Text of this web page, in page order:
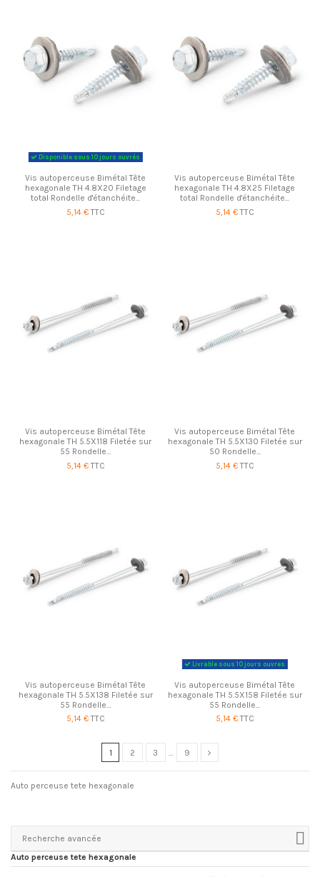
Disponible sous 10 jours ouvrés
Vis autoperceuse Bimétal Tête
hexagonale TH 4.8X20 Filetage
total Rondelle d'étanchéite...
5,14 €TTC
Vis autoperceuse Bimétal Tête
hexagonale TH 4.8X25 Filetage
total Rondelle d'étanchéite...
5,14 €TTC
Vis autoperceuse Bimétal Tête
hexagonale TH 5.5X118 Filetée sur
55 Rondelle...
5,14 €TTC
Vis autoperceuse Bimétal Tête
hexagonale TH 5.5X130 Filetée sur
50 Rondelle...
5,14 €TTC
Vis autoperceuse Bimétal Tête
hexagonale TH 5.5X138 Filetée sur
55 Rondelle...
5,14 €TTC
Livrable sous 10 jours ouvres
Vis autoperceuse Bimétal Tête
hexagonale TH 5.5X158 Filetée sur
55 Rondelle...
5,14 €TTC
1 2 3 9
Auto perceuse tete hexagonale
Recherche avancée
Auto perceuse tete hexagonale